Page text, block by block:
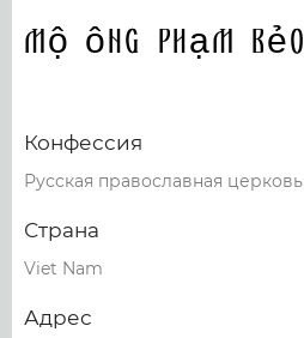
Mộ ông Phạm Bẻo
Конфессия
Русская православная церковь
Страна
Viet Nam
Адрес